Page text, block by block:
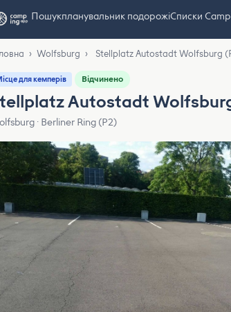
Пошукпланувальник подорожіСписки
› Wolfsburg › Stellplatz Autostadt Wolfsburg
для кемперів Відчинено
Autostadt
· Berliner Ring (P2)